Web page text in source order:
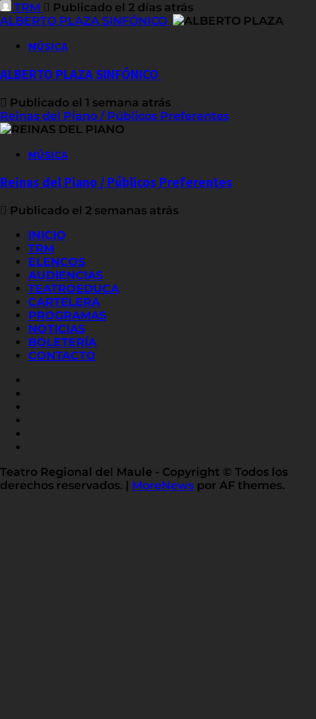
TRM
Publicado el 2 días atrás
ALBERTO PLAZA SINFÓNICO
MÚSICA
ALBERTO PLAZA SINFÓNICO
Publicado el 1 semana atrás
Reinas del Piano / Públicos Preferentes
MÚSICA
Reinas del Piano / Públicos Preferentes
Publicado el 2 semanas atrás
INICIO
TRM
ELENCOS
AUDIENCIAS
TEATROEDUCA
CARTELERA
PROGRAMAS
NOTICIAS
BOLETERÍA
CONTACTO
Teatro Regional del Maule - Copyright © Todos los
derechos reservados.
MoreNews por AF themes.